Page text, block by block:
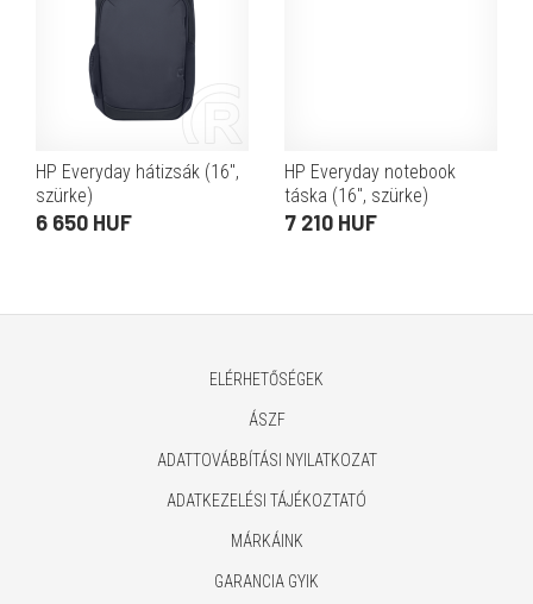
HP Everyday hátizsák (16",
szürke)
6 650 HUF
HP Everyday notebook
táska (16", szürke)
7 210 HUF
ELÉRHETŐSÉGEK
ÁSZF
ADATTOVÁBBÍTÁSI NYILATKOZAT
ADATKEZELÉSI TÁJÉKOZTATÓ
MÁRKÁINK
GARANCIA GYIK